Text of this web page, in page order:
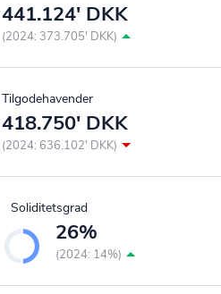
441.124' DKK
(2024: 373.705' DKK)
Tilgodehavender
418.750' DKK
(2024: 636.102' DKK)
Soliditetsgrad
26%
(2024: 14%)